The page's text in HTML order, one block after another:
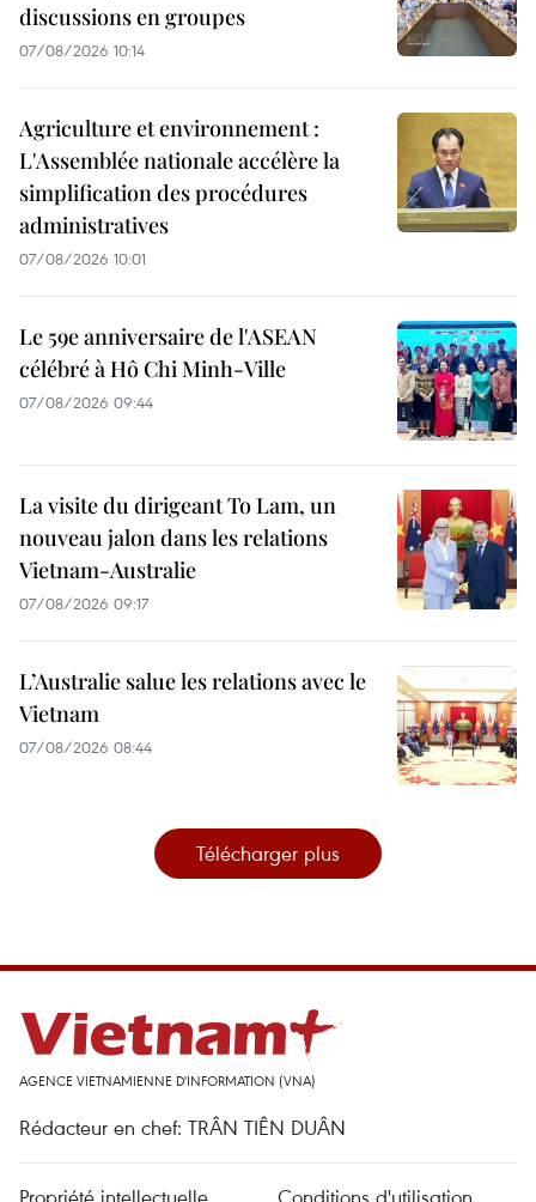
discussions en groupes
07/08/2026 10:14
Agriculture et environnement :
L'Assemblée nationale accélère la
simplification des procédures
administratives
07/08/2026 10:01
Le 59e anniversaire de l'ASEAN
célébré à Hô Chi Minh-Ville
07/08/2026 09:44
La visite du dirigeant To Lam, un
nouveau jalon dans les relations
Vietnam-Australie
07/08/2026 09:17
L’Australie salue les relations avec le
Vietnam
07/08/2026 08:44
Télécharger plus
AGENCE VIETNAMIENNE D'INFORMATION (VNA)
Rédacteur en chef: TRÂN TIÊN DUÂN
Propriété intellectuelle Conditions d'utilisation